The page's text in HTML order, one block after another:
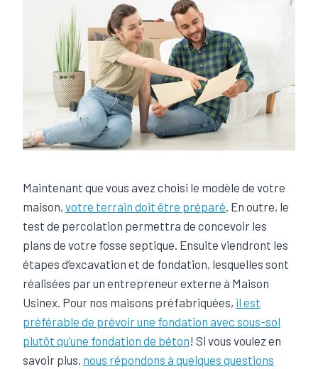
Maintenant que vous avez choisi le modèle de votre
maison, votre terrain doit être préparé. En outre, le
test de percolation permettra de concevoir les
plans de votre fosse septique. Ensuite viendront les
étapes d’excavation et de fondation, lesquelles sont
réalisées par un entrepreneur externe à Maison
Usinex. Pour nos maisons préfabriquées, il est
préférable de prévoir une fondation avec sous-sol
plutôt qu’une fondation de béton! Si vous voulez en
savoir plus, nous répondons à quelques questions